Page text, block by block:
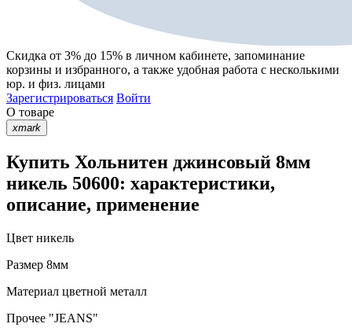
Скидка от 3% до 15% в личном кабинете, запоминание
корзины и избранного, а также удобная работа с несколькими
юр. и физ. лицами
Зарегистрироваться Войти
О товаре
xmark
Купить Хольнитен джинсовый 8мм
никель 50600: характеристики,
описание, применение
Цвет никель
Размер 8мм
Материал цветной металл
Прочее "JEANS"